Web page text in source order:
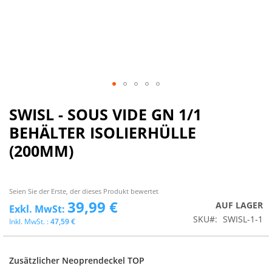
SWISL - SOUS VIDE GN 1/1
BEHÄLTER ISOLIERHÜLLE
(200MM)
Seien Sie der Erste, der dieses Produkt bewertet
47,59 €
39,99 €
AUF LAGER
SKU
SWISL-1-1
Zusätzlicher Neoprendeckel TOP